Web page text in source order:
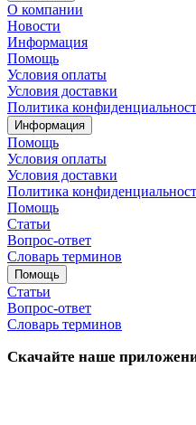
О компании
Новости
Информация
Помощь
Условия оплаты
Условия доставки
Политика
Информация
Помощь
Условия оплаты
Условия доставки
Политика
Помощь
Статьи
Вопрос-ответ
Словарь терминов
Помощь
Статьи
Вопрос-ответ
Словарь терминов
Скачайте наше